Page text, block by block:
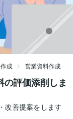
成 営業資料作成
評価添削しま
改善提案をします